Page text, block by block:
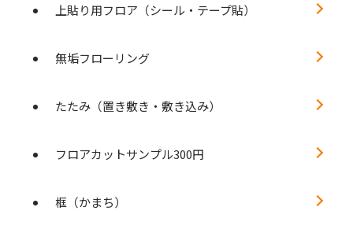
上貼り用フロア（シール・テープ貼）
無垢フローリング
たたみ（置き敷き・敷き込み）
フロアカットサンプル300円
框（かまち）